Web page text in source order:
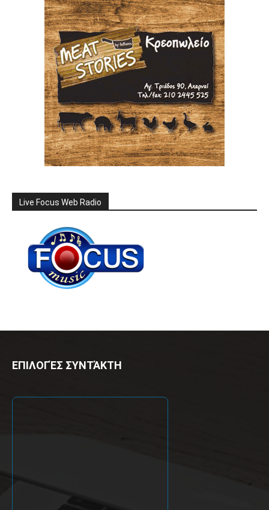
Live Focus Web Radio
ΕΠΙΛΟΓΈΣ ΣΥΝΤΆΚΤΗ